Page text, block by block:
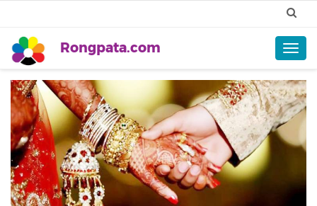
Rongpata.com